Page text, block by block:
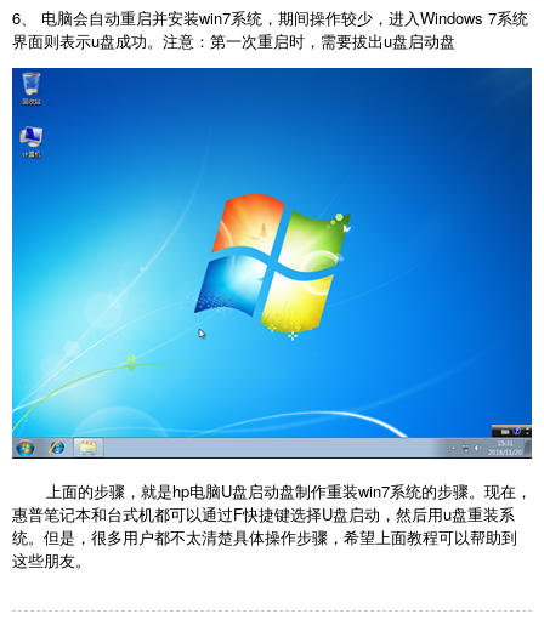
6、 电脑会自动重启并安装win7系统，期间操作较少，进入Windows 7系统
界面则表示u盘成功。注意：第一次重启时，需要拔出u盘启动盘
上面的步骤，就是hp电脑U盘启动盘制作重装win7系统的步骤。现在，
惠普笔记本和台式机都可以通过F快捷键选择U盘启动，然后用u盘重装系
统。但是，很多用户都不太清楚具体操作步骤，希望上面教程可以帮助到
这些朋友。